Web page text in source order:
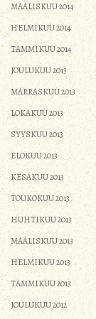
MAALISKUU 2014
HELMIKUU 2014
TAMMIKUU 2014
JOULUKUU 2013
MARRASKUU 2013
LOKAKUU 2013
SYYSKUU 2013
ELOKUU 2013
KESÄKUU 2013
TOUKOKUU 2013
HUHTIKUU 2013
MAALISKUU 2013
HELMIKUU 2013
TAMMIKUU 2013
JOULUKUU 2012